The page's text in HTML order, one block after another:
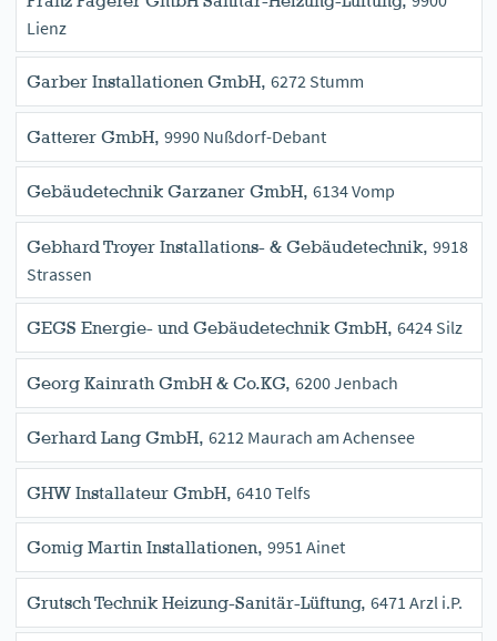
Lienz
Garber Installationen GmbH, 6272 Stumm
Gatterer GmbH, 9990 Nußdorf-Debant
Gebäudetechnik Garzaner GmbH, 6134 Vomp
Gebhard Troyer Installations- & Gebäudetechnik, 9918
Strassen
GEGS Energie- und Gebäudetechnik GmbH, 6424 Silz
Georg Kainrath GmbH & Co.KG, 6200 Jenbach
Gerhard Lang GmbH, 6212 Maurach am Achensee
GHW Installateur GmbH, 6410 Telfs
Gomig Martin Installationen, 9951 Ainet
Grutsch Technik Heizung-Sanitär-Lüftung, 6471 Arzl i.P.